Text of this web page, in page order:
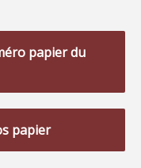
papier du
papier